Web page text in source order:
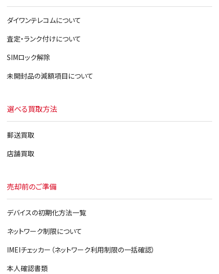
ダイワンテレコムについて
査定・ランク付けについて
SIMロック解除
未開封品の減額項目について
選べる買取方法
郵送買取
店舗買取
売却前のご準備
デバイスの初期化方法一覧
ネットワーク制限について
IMEIチェッカー（ネットワーク利用制限の一括確認）
本人確認書類